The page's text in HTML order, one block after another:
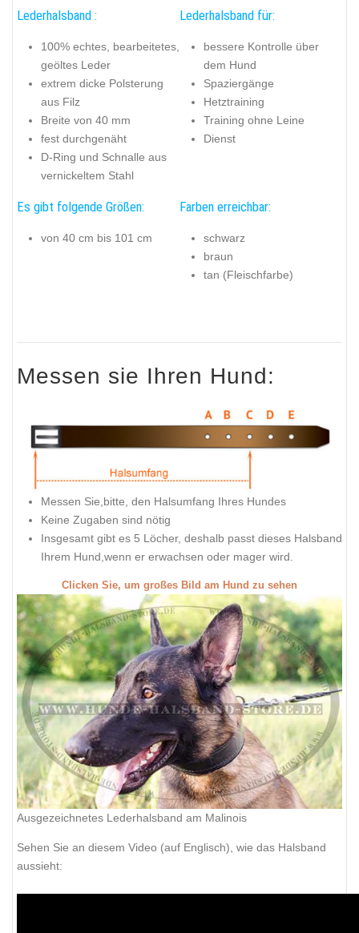
Lederhalsband :
100% echtes, bearbeitetes,
geöltes Leder
extrem dicke Polsterung
aus Filz
Breite von 40 mm
fest durchgenäht
D-Ring und Schnalle aus
vernickeltem Stahl
Lederhalsband für:
bessere Kontrolle über
dem Hund
Spaziergänge
Hetztraining
Training ohne Leine
Dienst
Es gibt folgende Größen:
von 40 cm bis 101 cm
Farben erreichbar:
schwarz
braun
tan (Fleischfarbe)
Messen sie Ihren Hund:
Messen Sie,bitte, den Halsumfang Ihres Hundes
Keine Zugaben sind nötig
Insgesamt gibt es 5 Löcher, deshalb passt dieses Halsband
Ihrem Hund,wenn er erwachsen oder mager wird.
Clicken Sie, um großes Bild am Hund zu sehen
Ausgezeichnetes Lederhalsband am Malinois
Sehen Sie an diesem Video (auf Englisch), wie das Halsband
aussieht: